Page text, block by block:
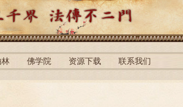
林 佛学院 资源下载 联系我们